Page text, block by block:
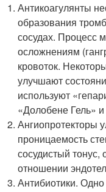
Антикоагулянты
образования
сосудах. Процесс
осложнениям
кровоток.
улучшают
используют
«Долобене Гель»
Ангиопротекторы
проницаемость
сосудистый
отношении
Антибиотики.